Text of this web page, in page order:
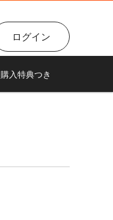
ログイン
購入特典つき